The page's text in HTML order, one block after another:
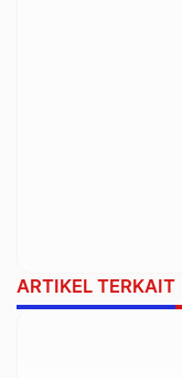
ARTIKEL TERKAIT